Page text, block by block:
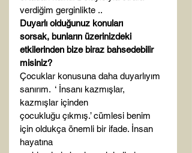
verdiğim gerginlikte ..
Duyarlı olduğunuz konuları
sorsak, bunların üzerinizdeki
etkilerinden bize biraz bahsedebilir
misiniz?
Çocuklar konusuna daha duyarlıyım
sanırım.  ‘ İnsanı kazmışlar,
kazmışlar içinden
çocukluğu çıkmış.’ cümlesi benim
için oldukça önemli bir ifade. İnsan
hayatına